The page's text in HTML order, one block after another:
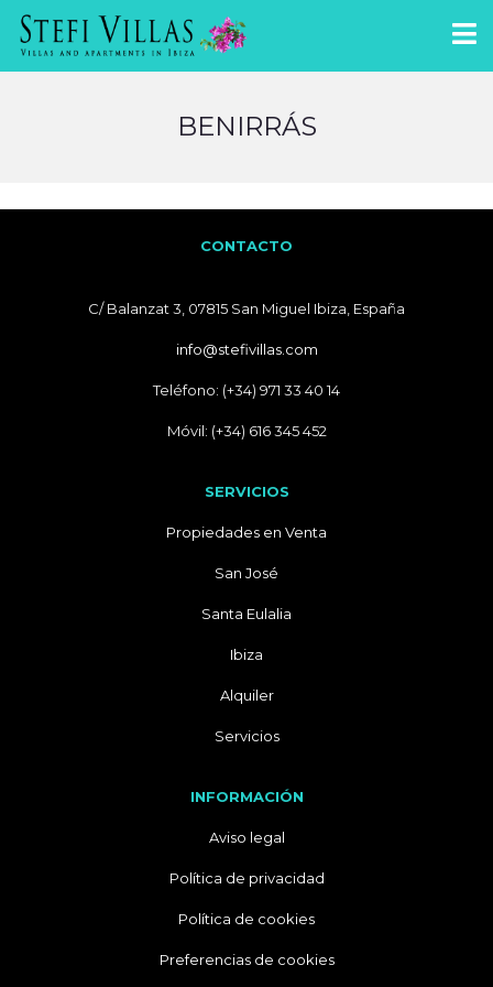
BENIRRÁS
CONTACTO
C/ Balanzat 3, 07815 San Miguel Ibiza, España
info@stefivillas.com
Teléfono: (+34) 971 33 40 14
Móvil: (+34) 616 345 452
SERVICIOS
Propiedades en Venta
San José
Santa Eulalia
Ibiza
Alquiler
Servicios
INFORMACIÓN
Aviso legal
Política de privacidad
Política de cookies
Preferencias de cookies